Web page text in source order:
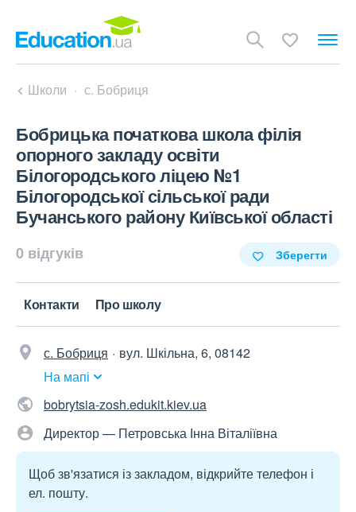
Школи с. Бобриця
Бобрицька початкова школа філія
опорного закладу освіти
Білогородського ліцею №1
Білогородської сільської ради
Бучанського району Київської області
0 відгуків Зберегти
Контакти Про школу
с. Бобриця
вул. Шкільна, 6, 08142
На мапі
bobrytsia-zosh.edukit.kiev.ua
Директор — Петровська Інна Віталіївна
Щоб зв'язатися із закладом, відкрийте телефон і
ел. пошту.